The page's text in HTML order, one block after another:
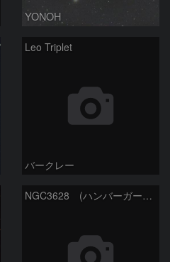
YONOH
Leo Triplet
バークレー
NGC3628 (ハンバーガー銀河）